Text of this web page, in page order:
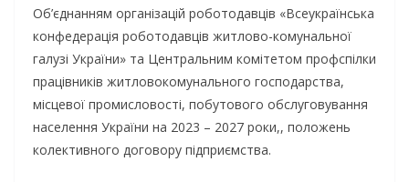
Об’єднанням організацій роботодавців «Всеукраїнська
конфедерація роботодавців житлово-комунальної
галузі України» та Центральним комітетом профспілки
працівників житловокомунального господарства,
місцевої промисловості, побутового обслуговування
населення України на 2023 – 2027 роки,, положень
колективного договору підприємства.